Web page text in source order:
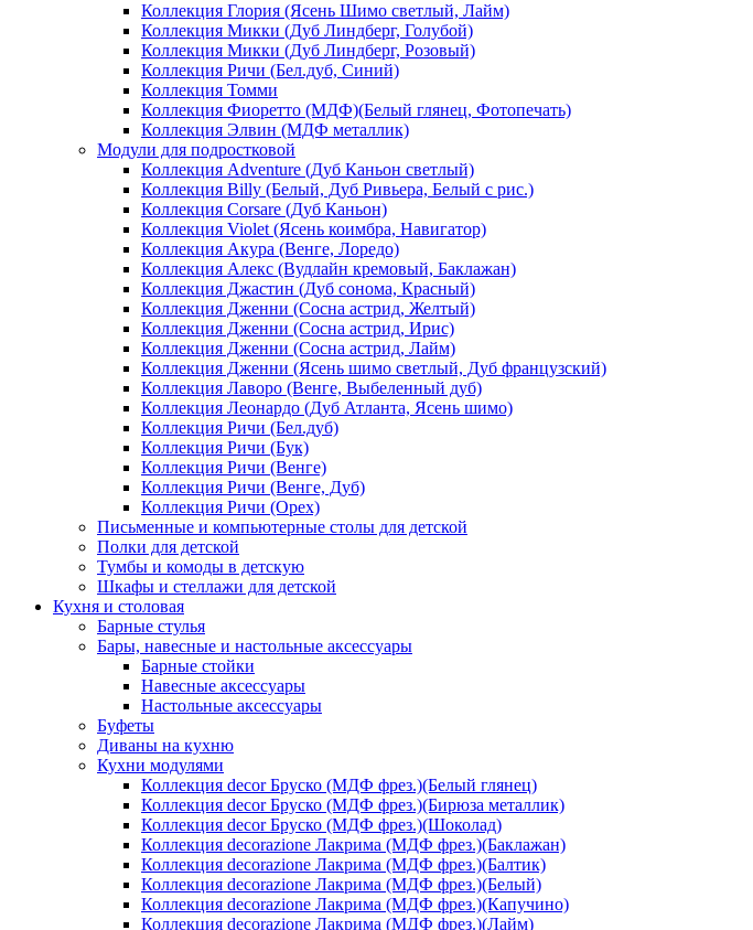
Коллекция Глория (Ясень Шимо светлый, Лайм)
Коллекция Микки (Дуб Линдберг, Голубой)
Коллекция Микки (Дуб Линдберг, Розовый)
Коллекция Ричи (Бел.дуб, Синий)
Коллекция Томми
Коллекция Фиоретто (МДФ)(Белый глянец, Фотопечать)
Коллекция Элвин (МДФ металлик)
Модули для подростковой
Коллекция Adventure (Дуб Каньон светлый)
Коллекция Billy (Белый, Дуб Ривьера, Белый с рис.)
Коллекция Corsare (Дуб Каньон)
Коллекция Violet (Ясень коимбра, Навигатор)
Коллекция Акура (Венге, Лоредо)
Коллекция Алекс (Вудлайн кремовый, Баклажан)
Коллекция Джастин (Дуб сонома, Красный)
Коллекция Дженни (Cосна астрид, Желтый)
Коллекция Дженни (Cосна астрид, Ирис)
Коллекция Дженни (Cосна астрид, Лайм)
Коллекция Дженни (Ясень шимо светлый, Дуб французский)
Коллекция Лаворо (Венге, Выбеленный дуб)
Коллекция Леонардо (Дуб Атланта, Ясень шимо)
Коллекция Ричи (Бел.дуб)
Коллекция Ричи (Бук)
Коллекция Ричи (Венге)
Коллекция Ричи (Венге, Дуб)
Коллекция Ричи (Орех)
Письменные и компьютерные столы для детской
Полки для детской
Тумбы и комоды в детскую
Шкафы и стеллажи для детской
Кухня и столовая
Барные стулья
Бары, навесные и настольные аксессуары
Барные стойки
Навесные аксессуары
Настольные аксессуары
Буфеты
Диваны на кухню
Кухни модулями
Коллекция decor Бруско (МДФ фрез.)(Белый глянец)
Коллекция decor Бруско (МДФ фрез.)(Бирюза металлик)
Коллекция decor Бруско (МДФ фрез.)(Шоколад)
Коллекция decorazione Лакрима (МДФ фрез.)(Баклажан)
Коллекция decorazione Лакрима (МДФ фрез.)(Балтик)
Коллекция decorazione Лакрима (МДФ фрез.)(Белый)
Коллекция decorazione Лакрима (МДФ фрез.)(Капучино)
Коллекция decorazione Лакрима (МДФ фрез.)(Лайм)